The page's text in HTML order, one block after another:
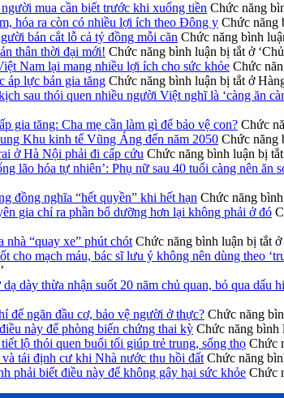
mua cần biết trước khi xuống tiền Chức năng
hóa ra còn có nhiều lợi ích theo Đông y Chức năng
bán cắt lỗ cả tỷ đồng mỗi căn Chức năng bình
thân thời đại mới! Chức năng bình luận bị tắt ở
Nam lại mang nhiều lợi ích cho sức khỏe Chức
áp lực bán gia tăng Chức năng bình luận bị tắt ở
sau thói quen nhiều người Việt nghĩ là ‘càng ăn
gia tăng: Cha mẹ cần làm gì để bảo vệ con? Chức
Khu kinh tế Vũng Áng đến năm 2050 Chức năng
ở Hà Nội phải đi cấp cứu Chức năng bình luận bị tắt
lão hóa tự nhiên’: Phụ nữ sau 40 tuổi càng nên ăn
đồng nghĩa “hết quyền” khi hết hạn Chức năng
gia chỉ ra phần bổ dưỡng hơn lại không phải ở đó
“quay xe” phút chót Chức năng bình luận bị tắt ở
cho mạch máu, bác sĩ lưu ý không nên dùng theo
dày thừa nhận suốt 20 năm chủ quan, bỏ qua dấu
để ngăn đầu cơ, bảo vệ người ở thực? Chức năng
này để phòng biến chứng thai kỳ Chức năng bình
lộ thói quen buổi tối giúp trẻ trung, sống thọ Chức
tái định cư khi Nhà nước thu hồi đất Chức năng
phải biết điều này để không gây hại sức khỏe Chức